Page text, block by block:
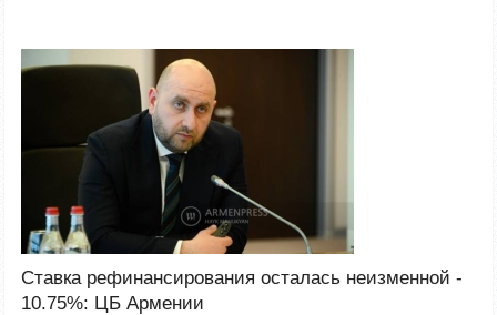
Ставка рефинансирования осталась неизменной -
10.75%: ЦБ Армении​